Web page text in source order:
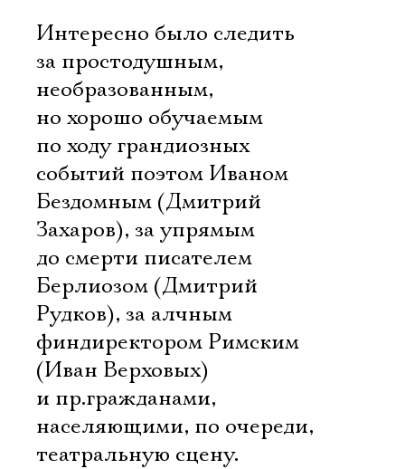
Интересно было следить
за простодушным,
необразованным,
но хорошо обучаемым
по ходу грандиозных
событий поэтом Иваном
Бездомным (Дмитрий
Захаров), за упрямым
до смерти писателем
Берлиозом (Дмитрий
Рудков), за алчным
финдиректором Римским
(Иван Верховых)
и пр.гражданами,
населяющими, по очереди,
театральную сцену.